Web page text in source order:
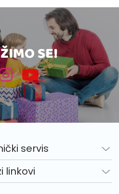
SE!
servis
linkovi